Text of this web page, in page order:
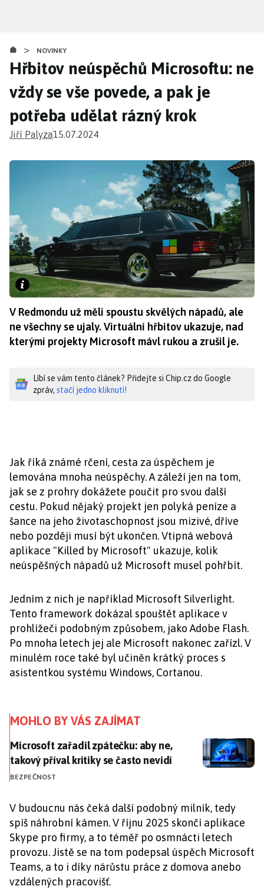
obsahu
> NOVINKY
Hřbitov neúspěchů Microsoftu: ne
vždy se vše povede, a pak je
potřeba udělat rázný krok
Jiří Palyza15.07.2024
V Redmondu už měli spoustu skvělých nápadů, ale
ne všechny se ujaly. Virtuální hřbitov ukazuje, nad
kterými projekty Microsoft mávl rukou a zrušil je.
Líbí se vám tento článek? Přidejte si Chip.cz do Google
zpráv, stačí jedno kliknutí!
Jak říká známé rčení, cesta za úspěchem je
lemována mnoha neúspěchy. A záleží jen na tom,
jak se z prohry dokážete poučit pro svou další
cestu. Pokud nějaký projekt jen polyká peníze a
šance na jeho životaschopnost jsou mizivé, dříve
nebo později musí být ukončen. Vtipná webová
aplikace "Killed by Microsoft" ukazuje, kolik
neúspěšných nápadů už Microsoft musel pohřbít.
Jedním z nich je například Microsoft Silverlight.
Tento framework dokázal spouštět aplikace v
prohlížeči podobným způsobem, jako Adobe Flash.
Po mnoha letech jej ale Microsoft nakonec zařízl. V
minulém roce také byl učiněn krátký proces s
asistentkou systému Windows, Cortanou.
MOHLO BY VÁS ZAJÍMAT
Microsoft zařadil zpátečku: aby ne, takový příval
Microsoft zařadil zpátečku: aby ne,
takový příval kritiky se často nevidí
BEZPEČNOST
V budoucnu nás čeká další podobný milník, tedy
spíš náhrobní kámen. V říjnu 2025 skončí aplikace
Skype pro firmy, a to téměř po osmnácti letech
provozu. Jistě se na tom podepsal úspěch Microsoft
Teams, a to i díky nárůstu práce z domova anebo
vzdálených pracovišť.